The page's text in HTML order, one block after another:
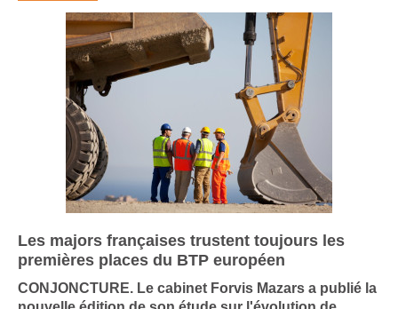
Les majors françaises trustent toujours les
premières places du BTP européen
CONJONCTURE. Le cabinet Forvis Mazars a publié la